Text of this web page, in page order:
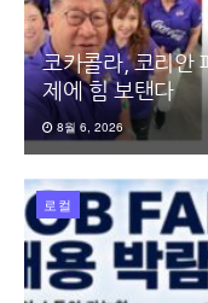
코카콜라, 코리안
제에 힘 보탠다
8월 6, 2026
로컬